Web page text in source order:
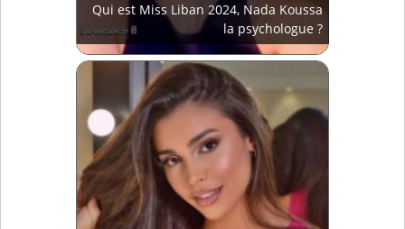
Qui est Miss Liban 2024, Nada Koussa
la psychologue ?